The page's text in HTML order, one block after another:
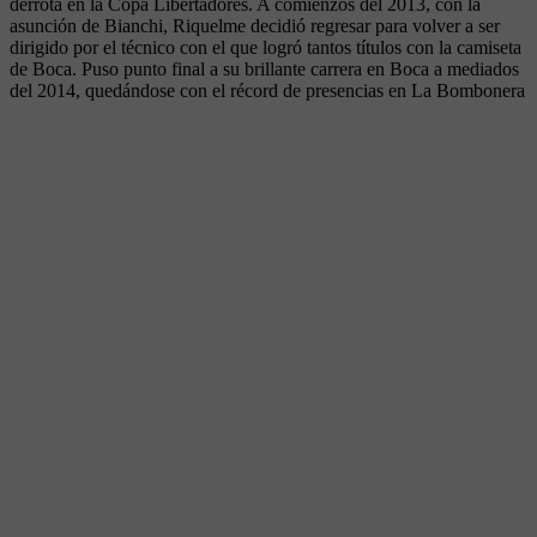
derrota en la Copa Libertadores. A comienzos del 2013, con la
asunción de Bianchi, Riquelme decidió regresar para volver a ser
dirigido por el técnico con el que logró tantos títulos con la camiseta
de Boca. Puso punto final a su brillante carrera en Boca a mediados
del 2014, quedándose con el récord de presencias en La Bombonera